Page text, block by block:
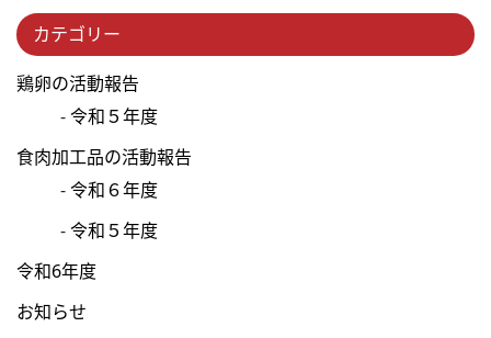
カテゴリー
鶏卵の活動報告
令和５年度
食肉加工品の活動報告
令和６年度
令和５年度
令和6年度
お知らせ